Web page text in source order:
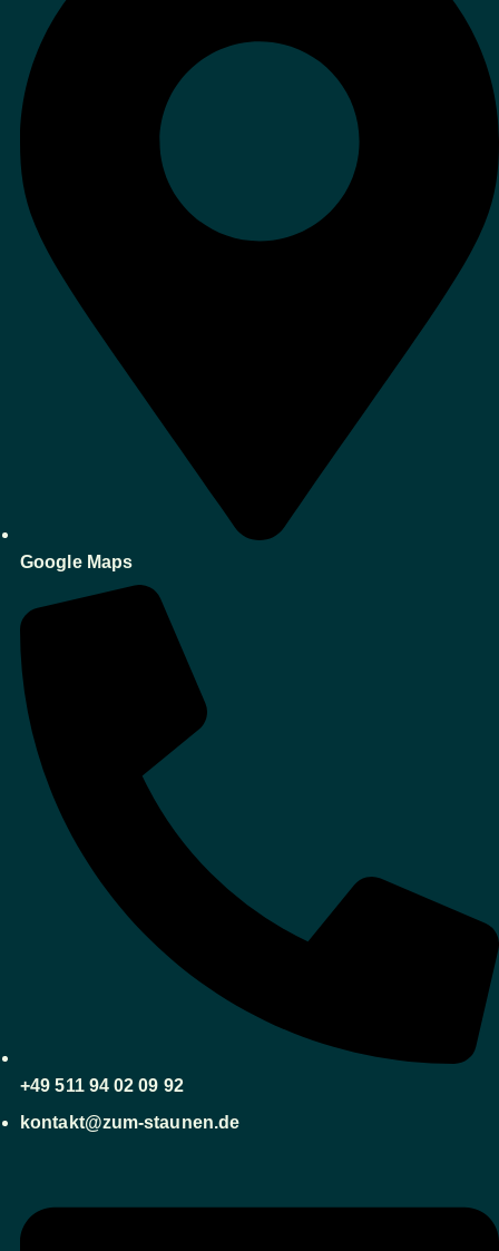
Google Maps
+49 511 94 02 09 92
kontakt@zum-staunen.de